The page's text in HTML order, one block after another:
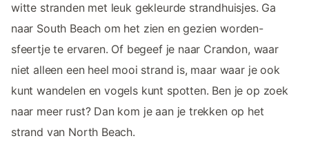
witte stranden met leuk gekleurde strandhuisjes. Ga
naar South Beach om het zien en gezien worden-
sfeertje te ervaren. Of begeef je naar Crandon, waar
niet alleen een heel mooi strand is, maar waar je ook
kunt wandelen en vogels kunt spotten. Ben je op zoek
naar meer rust? Dan kom je aan je trekken op het
strand van North Beach.